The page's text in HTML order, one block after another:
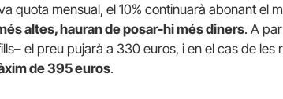
quota mensual, el 10% continuarà abonant el
altes, hauran de posar-hi més diners. A
el preu pujarà a 330 euros, i en el cas de les
de 395 euros.